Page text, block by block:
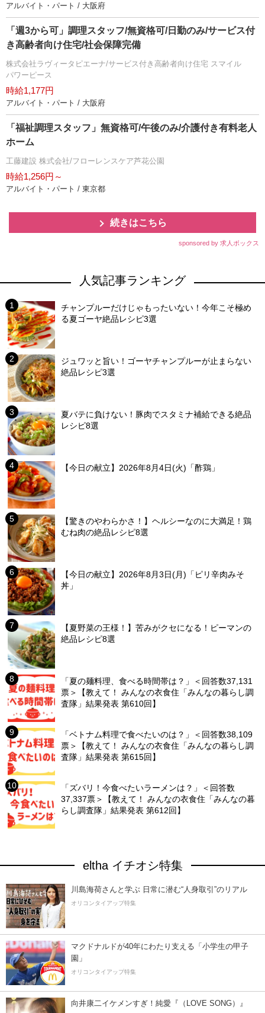
アルバイト・パート / 大阪府
「週3から可」調理スタッフ/無資格可/日勤のみ/サービス付
き高齢者向け住宅/社会保障完備
株式会社ラヴィータピエーナ/サービス付き高齢者向け住宅 スマイル
パワーピース
時給1,177円
アルバイト・パート / 大阪府
「福祉調理スタッフ」無資格可/午後のみ/介護付き有料老人
ホーム
工藤建設 株式会社/フローレンスケア芦花公園
時給1,256円～
アルバイト・パート / 東京都
続きはこちら
sponsored by 求人ボックス
人気記事ランキング
チャンプルーだけじゃもったいない！今年こそ極め
る夏ゴーヤ絶品レシピ3選
ジュワッと旨い！ゴーヤチャンプルーが止まらない
絶品レシピ3選
夏バテに負けない！豚肉でスタミナ補給できる絶品
レシピ8選
【今日の献立】2026年8月4日(火)「酢鶏」
【驚きのやわらかさ！】ヘルシーなのに大満足！鶏
むね肉の絶品レシピ8選
【今日の献立】2026年8月3日(月)「ピリ辛肉みそ
丼」
【夏野菜の王様！】苦みがクセになる！ピーマンの
絶品レシピ8選
「夏の麺料理、食べる時間帯は？」＜回答数37,131
票＞【教えて！ みんなの衣食住「みんなの暮らし調
査隊」結果発表 第610回】
「ベトナム料理で食べたいのは？」＜回答数38,109
票＞【教えて！ みんなの衣食住「みんなの暮らし調
査隊」結果発表 第615回】
「ズバリ！今食べたいラーメンは？」＜回答数
37,337票＞【教えて！ みんなの衣食住「みんなの暮
らし調査隊」結果発表 第612回】
eltha イチオシ特集
川島海荷さんと学ぶ 日常に潜む“人身取引”のリアル
オリコンタイアップ特集
マクドナルドが40年にわたり支える「小学生の甲子
園」
オリコンタイアップ特集
向井康二イケメンすぎ！純愛『（LOVE SONG）』